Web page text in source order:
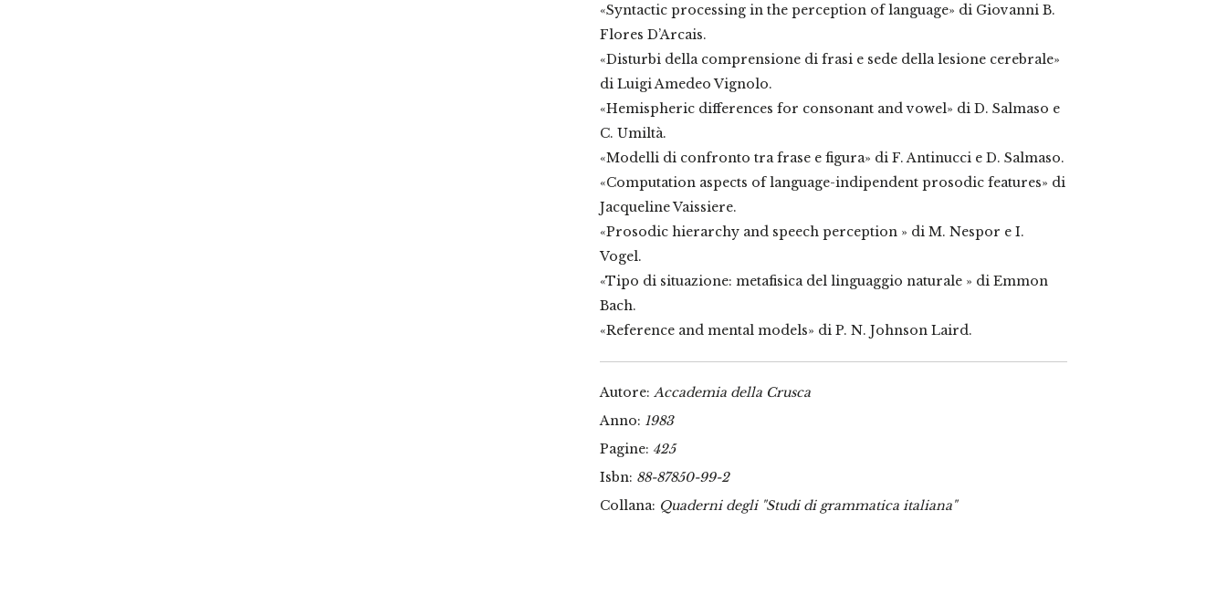
«Syntactic processing in the perception of language» di Giovanni B.
Flores D’Arcais.
«Disturbi della comprensione di frasi e sede della lesione cerebrale»
di Luigi Amedeo Vignolo.
«Hemispheric differences for consonant and vowel» di D. Salmaso e
C. Umiltà.
«Modelli di confronto tra frase e figura» di F. Antinucci e D. Salmaso.
«Computation aspects of language-indipendent prosodic features» di
Jacqueline Vaissiere.
«Prosodic hierarchy and speech perception » di M. Nespor e I.
Vogel.
«Tipo di situazione: metafisica del linguaggio naturale » di Emmon
Bach.
«Reference and mental models» di P. N. Johnson Laird.
Autore: Accademia della Crusca
Anno: 1983
Pagine: 425
Isbn: 88-87850-99-2
Collana: Quaderni degli "Studi di grammatica italiana"